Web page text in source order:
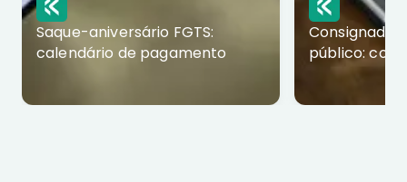
Saque-aniversário FGTS:
calendário de pagamento
Consignado
público: